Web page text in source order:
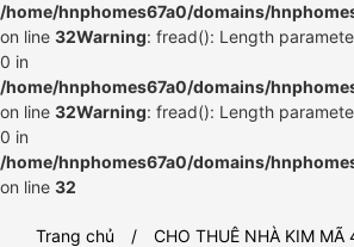
/home/hnphomes67a0/domains/
on line 32Warning: fread(): Length
0 in
/home/hnphomes67a0/domains/
on line 32Warning: fread(): Length
0 in
/home/hnphomes67a0/domains/
on line 32
Trang chủ
CHO THUÊ NHÀ KIM MÃ